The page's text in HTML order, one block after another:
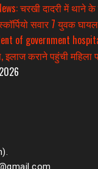
चरखी दादरी में थाने
सवार 7 युवक घायल
of government
इलाज कराने पहुंची महिला